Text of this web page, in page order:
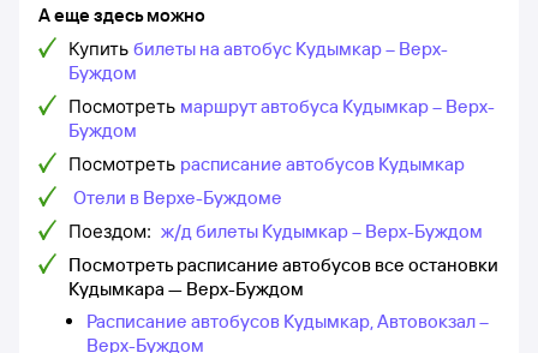
А еще здесь можно
Купить билеты на автобус Кудымкар – Верх-
Буждом
Посмотреть маршрут автобуса Кудымкар – Верх-
Буждом
Посмотреть расписание автобусов Кудымкар
Отели в Верхе-Буждоме
Поездом: ж/д билеты Кудымкар – Верх-Буждом
Посмотреть расписание автобусов все остановки
Кудымкара — Верх-Буждом
Расписание автобусов Кудымкар, Автовокзал –
Верх-Буждом